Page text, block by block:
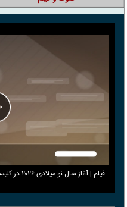
فیلم | آغاز سال نو میلادی ۲۰۲۶ در کلیسای وانک اصفهان